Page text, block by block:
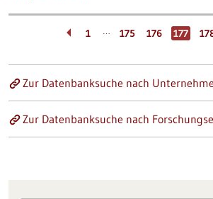
1 … 175 176 177
Zur Datenbanksuche nach
Zur Datenbanksuche nach